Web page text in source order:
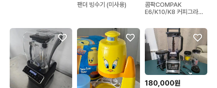
팬더 빙수기 (미사용)
콤팍COMPAK
E6/K10/K8 커피그라인
180,000원